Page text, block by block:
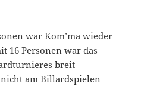
war Kom’ma wieder
16 Personen war das
breit
am Billardspielen